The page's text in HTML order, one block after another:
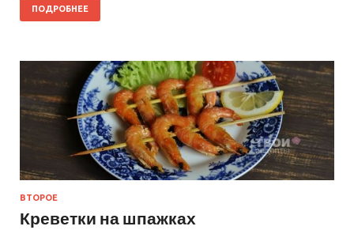
ПОДРОБНЕЕ
ВТОРОЕ
Креветки на шпажках